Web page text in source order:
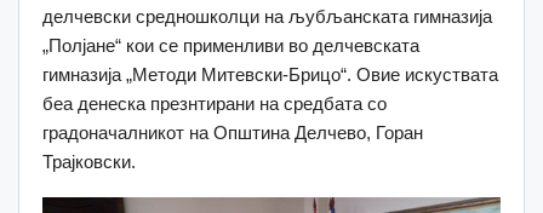
делчевски средношколци на љубљанската гимназија
„Полјане“ кои се применливи во делчевската
гимназија „Методи Митевски-Брицо“. Овие искуствата
беа денеска презнтирани на средбата со
градоначалникот на Општина Делчево, Горан
Трајковски.